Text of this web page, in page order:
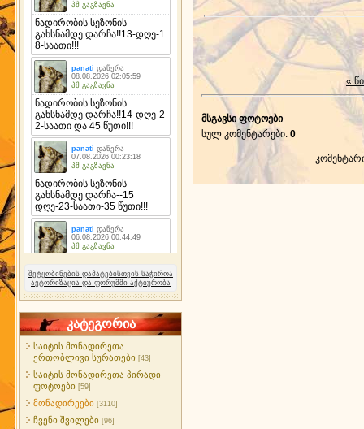
შეტყობინების დამატებისთვის საჭიროა
ავტორიზაცია და ფორუმში აქტიურობა
კატეგორია
საიტის მონადირეთა
ერთობლივი სურათები [43]
საიტის მონადირეთა პირადი
ფოტოები [59]
მონადირეები [3110]
ჩვენი შვილები [96]
«
მსგავსი ფოტოები
სულ კომენტარები: 0